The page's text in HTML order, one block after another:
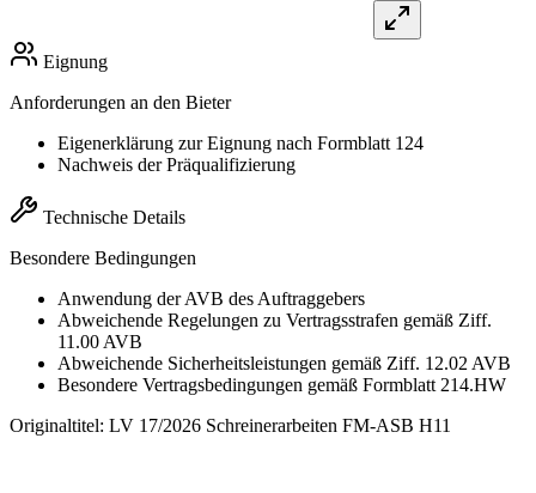
Eignung
Anforderungen an den Bieter
Eigenerklärung zur Eignung nach Formblatt 124
Nachweis der Präqualifizierung
Technische Details
Besondere Bedingungen
Anwendung der AVB des Auftraggebers
Abweichende Regelungen zu Vertragsstrafen gemäß Ziff.
11.00 AVB
Abweichende Sicherheitsleistungen gemäß Ziff. 12.02 AVB
Besondere Vertragsbedingungen gemäß Formblatt 214.HW
Originaltitel: LV 17/2026 Schreinerarbeiten FM-ASB H11